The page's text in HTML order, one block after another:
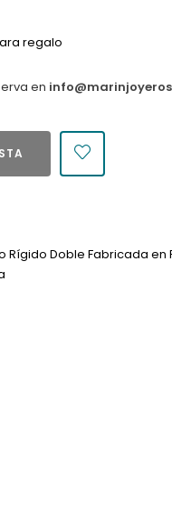
regalo
en
Rígido Doble Fabricada